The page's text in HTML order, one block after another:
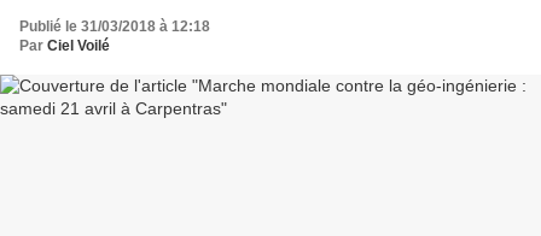
Publié le 31/03/2018 à 12:18
Par Ciel Voilé